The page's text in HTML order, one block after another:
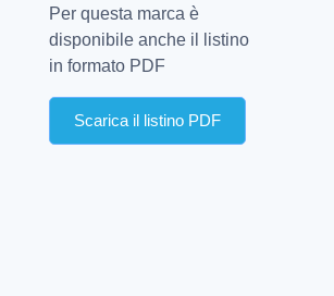
MENSOLE PER RADIATORI E LAVELLO
MINUTERIA VARIA
POMPE 2
PRODOTTI CHIMICI E CONSUMO
Per questa marca è
disponibile anche il listino
in formato PDF
Scarica il listino PDF